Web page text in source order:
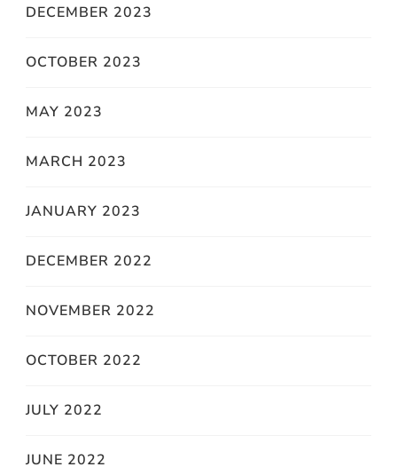
DECEMBER 2023
OCTOBER 2023
MAY 2023
MARCH 2023
JANUARY 2023
DECEMBER 2022
NOVEMBER 2022
OCTOBER 2022
JULY 2022
JUNE 2022